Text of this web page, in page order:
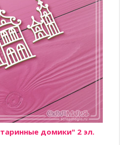
домики" 2 эл.